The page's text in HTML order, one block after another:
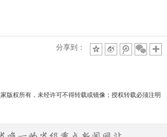
分享到：
版权所有，未经许可不得转载或镜像；授权转载必须注明